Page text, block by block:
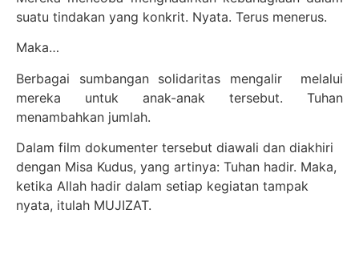
suatu tindakan yang konkrit. Nyata. Terus menerus.
Maka…
Berbagai sumbangan solidaritas mengalir melalui
mereka untuk anak-anak tersebut. Tuhan
menambahkan jumlah.
Dalam film dokumenter tersebut diawali dan diakhiri
dengan Misa Kudus, yang artinya: Tuhan hadir. Maka,
ketika Allah hadir dalam setiap kegiatan tampak
nyata, itulah MUJIZAT.